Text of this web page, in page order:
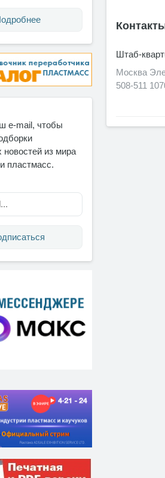
e-mail, чтобы
новостей из мира
пластмасс.
Штаб-
Москва
508-511